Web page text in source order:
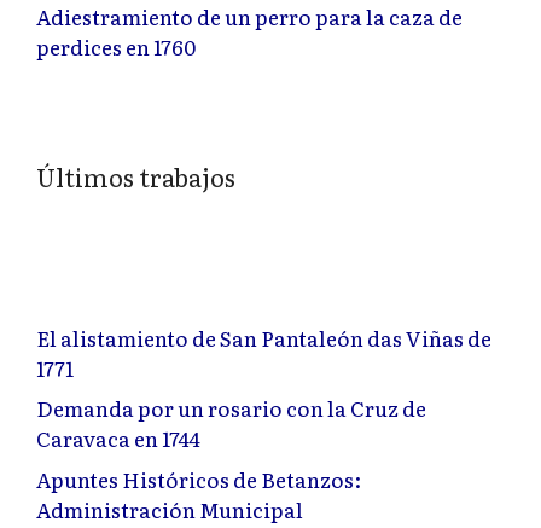
Adiestramiento de un perro para la caza de
perdices en 1760
Últimos trabajos
El alistamiento de San Pantaleón das Viñas de
1771
Demanda por un rosario con la Cruz de
Caravaca en 1744
Apuntes Históricos de Betanzos:
Administración Municipal